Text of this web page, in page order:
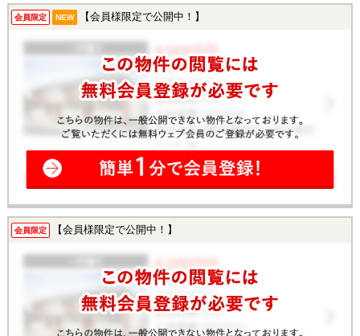
会員限定 NEW 【会員様限定で公開中！】
会員限定 【会員様限定で公開中！】